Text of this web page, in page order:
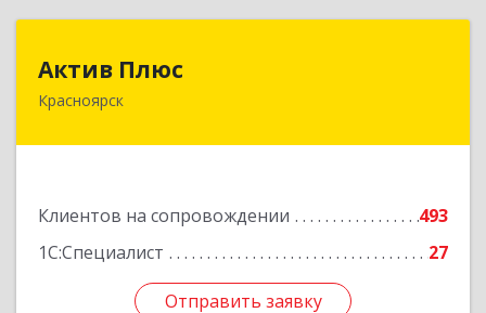
Актив Плюс
Красноярск
Клиентов на сопровождении
493
1С:Специалист
27
Отправить заявку
660017, Красноярский край, Красноярск г,
Отправить заявку